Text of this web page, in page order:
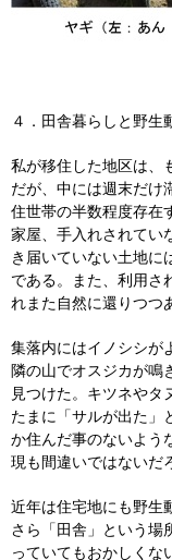
４．田舎暮らしと野生
私が移住した地区は、
だが、中には週末だけ
住世帯の半数程度存在
家屋、手入れされてい
き届いていない土地に
である。また、利用さ
れまた自然に還りつつ
集落内にはイノシシが
隣の山でオスジカが鳴
見つけた。キツネやタ
たまに「サルが出た」
か住んだ事のないよう
現も間違いではないだ
近年は住宅地にも野生
さら「田舎」という場
っていてもおかしくな